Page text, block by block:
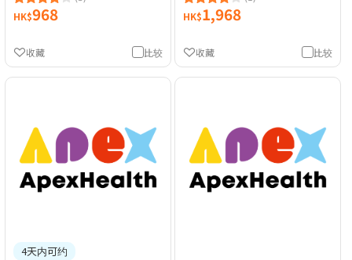
HK$968
比较
收藏
HK$1,968
比较
收藏
4天内可约